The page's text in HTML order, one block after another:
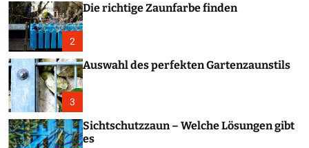
e
2
Die richtige Zaunfarbe finden
3
Auswahl des perfekten Gartenzaunstils
Sichtschutzzaun – Welche Lösungen gibt
es